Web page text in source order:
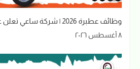
وظائف عطبرة 2026 | شركة ساعي تعلن عن وظائف سائقين
٨ أغسطس ٢٠٢٦